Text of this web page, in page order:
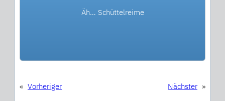
Äh… Schüttelreime
« Vorheriger Nächster »